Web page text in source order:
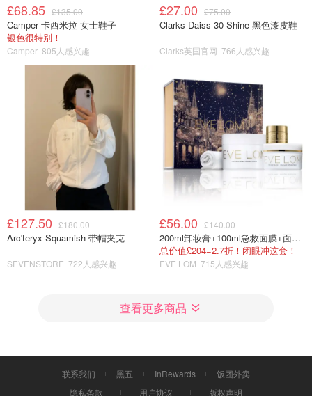
£68.85 £135.00
Camper 卡西米拉 女士鞋子
银色很特别！
Camper 805人感兴趣
£27.00 £75.00
Clarks Daiss 30 Shine 黑色漆皮鞋
Clarks英国官网 766人感兴趣
£127.50 £180.00
Arc'teryx Squamish 带帽夹克
SEVENSTORE 722人感兴趣
£56.00 £140.00
200ml卸妆膏+100ml急救面膜+面霜+洁颜布
总价值£204=2.7折！闭眼冲这套！
EVE LOM 715人感兴趣
查看更多商品
联系我们 黑五 InRewards
饭团外卖
隐私条款
用户协议 版权声明